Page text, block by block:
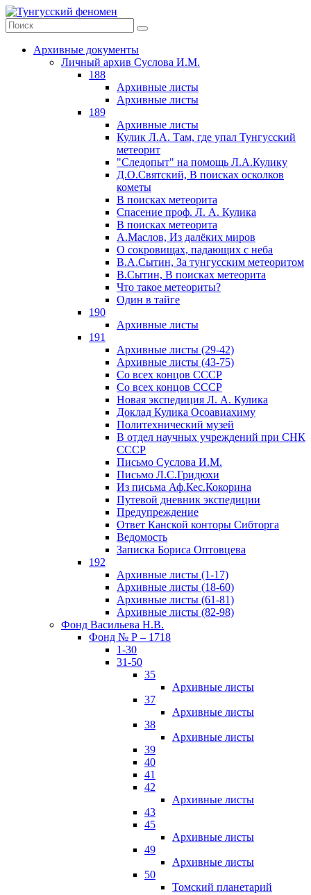
Архивные документы
Личный архив Суслова И.М.
188
Архивные листы
Архивные листы
189
Архивные листы
Кулик Л.А. Там, где упал Тунгусский
метеорит
"Следопыт" на помощь Л.А.Кулику
Д.О.Святский, В поисках осколков
кометы
В поисках метеорита
Спасение проф. Л. А. Кулика
В поисках метеорита
А.Маслов, Из далёких миров
О сокровищах, падающих с неба
В.А.Сытин, За тунгусским метеоритом
В.Сытин, В поисках метеорита
Что такое метеориты?
Один в тайге
190
Архивные листы
191
Архивные листы (29-42)
Архивные листы (43-75)
Со всех концов СССР
Со всех концов СССР
Новая экспедиция Л. А. Кулика
Доклад Кулика Осоавиахиму
Политехнический музей
В отдел научных учреждений при СНК
СССР
Письмо Суслова И.М.
Письмо Л.С.Гридюхи
Из письма Аф.Кес.Кокорина
Путевой дневник экспедиции
Предупреждение
Ответ Канской конторы Сибторга
Ведомость
Записка Бориса Оптовцева
192
Архивные листы (1-17)
Архивные листы (18-60)
Архивные листы (61-81)
Архивные листы (82-98)
Фонд Васильева Н.В.
Фонд № Р – 1718
1-30
31-50
35
Архивные листы
37
Архивные листы
38
Архивные листы
39
40
41
42
Архивные листы
43
45
Архивные листы
49
Архивные листы
50
Томский планетарий